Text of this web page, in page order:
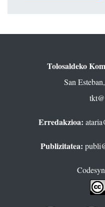
Tolosaldeko
San
Erredakzioa:
Publizitatea: